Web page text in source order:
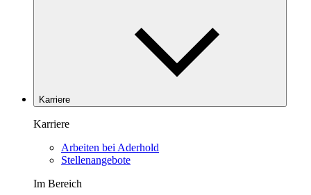
Karriere
Karriere
Arbeiten bei Aderhold
Stellenangebote
Im Bereich